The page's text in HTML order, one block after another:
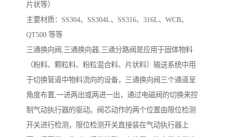
片状等）
主要材质：SS304、SS304L、SS316、316L、WCB、
QT500 等等
三通换向阀,三通换向器,三通分路阀是应用于固体物料
（粉料、颗粒料、粉粒混合料、片状料）输送系统中用
于切换管道中物料流向的设备，三通换向阀三个通道呈
角度布置,一进两出或两进一出，通过电磁阀的切换来控
制气动执行器的驱动。阀芯动作的两个位置由限位检测
开关进行检测，限位检测开关直接装在气动执行器上